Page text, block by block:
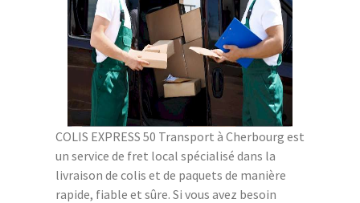
COLIS EXPRESS 50 Transport à Cherbourg est
un service de fret local spécialisé dans la
livraison de colis et de paquets de manière
rapide, fiable et sûre. Si vous avez besoin